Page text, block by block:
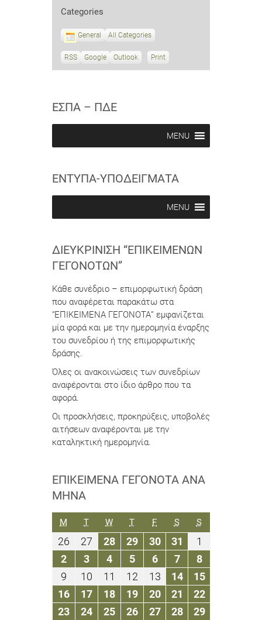
Categories
General All Categories
RSS
S
r
Google
S
r
Outlook Print
ΕΣΠΑ – ΠΔΕ
MENU
ΕΝΤΥΠΑ-ΥΠΟΔΕΙΓΜΑΤΑ
MENU
ΔΙΕΥΚΡΊΝΙΣΗ “ΕΠΙΚΕΊΜΕΝΩΝ
ΓΕΓΟΝΌΤΩΝ”
Κάθε συνέδριο – επιμορφωτική δράση
που αναφέρεται παρακάτω στα
“ΕΠΙΚΕΙΜΕΝΑ ΓΕΓΟΝΟΤΑ” εμφανίζεται
μία φορά και με την ημερομηνία έναρξης
του συνεδρίου ή της επιμορφωτικής
δράσης.
Όλες οι ανακοινώσεις των συνεδρίων
αναφέρονται στο ίδιο άρθρο που τα
αφορά.
Οι προσκλήσεις, προκηρύξεις, υποβολές
αιτήσεων αναφέρονται με την
καταληκτική ημερομηνία.
ΕΠΙΚΕΊΜΕΝΑ ΓΕΓΟΝΌΤΑ ΑΝΆ
ΜΉΝΑ
M ΔΕΥΤΈΡΑ
TΤΡΊΤΗ
WΤΕΤΆΡΤΗ
TΠΈΜΠΤΗ
FΠΑΡΑΣΚΕΥΉ
SΣΆΒΒΑΤΟ
SΚΥΡΙΑΚΉ
26
Αυγούστου
2019
27
Αυγούστου
2019
2828
Αυγούστου
2019
2929
Αυγούστου
2019
3030
Αυγούστου
2019
31
Αυγούστου
2019
1
2019
22
Σεπτεμβρίου
2019
33
Σεπτεμβρίου
2019
44
Σεπτεμβρίου
2019
55
Σεπτεμβρίου
2019
66
Σεπτεμβρίου
2019
77
Σεπτεμβρίου
2019
88
2019
9
Σεπτεμβρίου
2019
10
Σεπτεμβρίου
2019
11
Σεπτεμβρίου
2019
12
Σεπτεμβρίου
2019
1313
Σεπτεμβρίου
2019
1414
Σεπτεμβρίου
2019
1515
2019
1616
Σεπτεμβρίου
1717
Σεπτεμβρίου
1818
Σεπτεμβρίου
1919
Σεπτεμβρίου
2020
Σεπτεμβρίου
21 21
Σεπτεμβρίου
2222
2323 2424 2525 2626 272728282929